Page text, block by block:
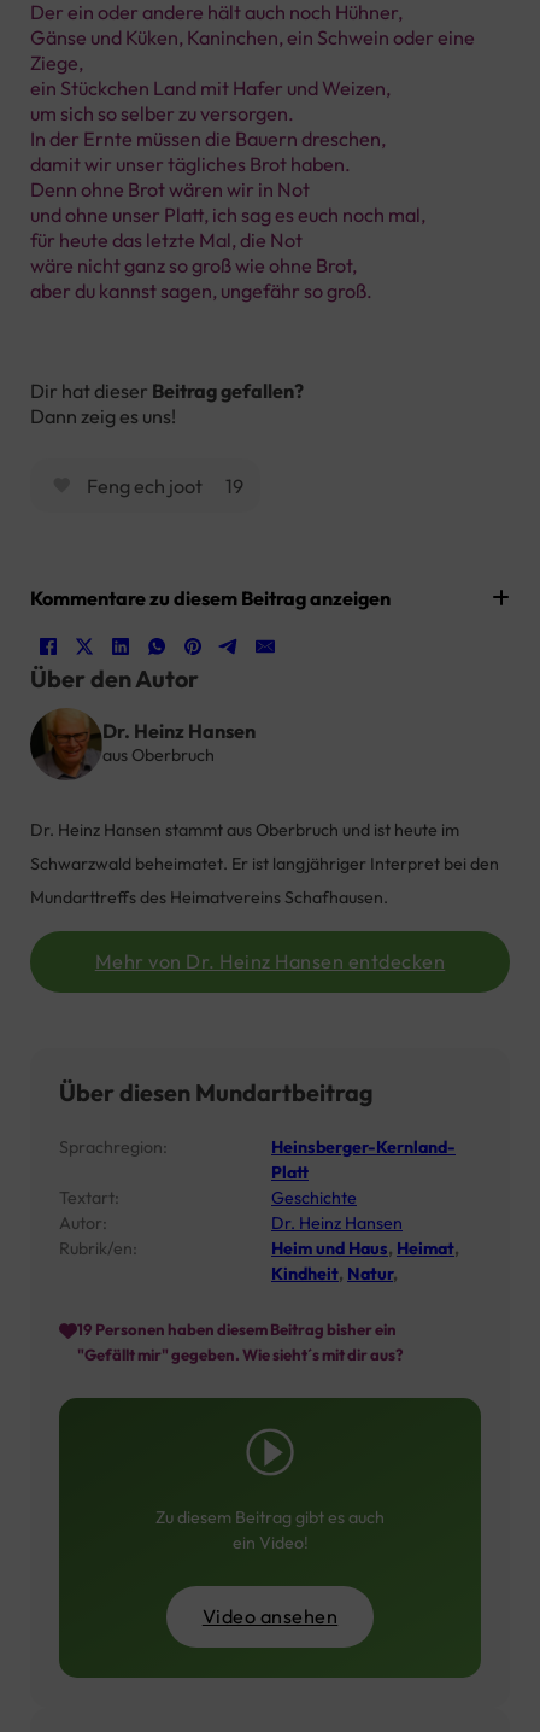
Der ein oder andere hält auch noch Hühner,
Gänse und Küken, Kaninchen, ein Schwein oder eine
Ziege,
ein Stückchen Land mit Hafer und Weizen,
um sich so selber zu versorgen.
In der Ernte müssen die Bauern dreschen,
damit wir unser tägliches Brot haben.
Denn ohne Brot wären wir in Not
und ohne unser Platt, ich sag es euch noch mal,
für heute das letzte Mal, die Not
wäre nicht ganz so groß wie ohne Brot,
aber du kannst sagen, ungefähr so groß.
Dir hat dieser Beitrag gefallen?
Dann zeig es uns!
Feng ech joot 19
Kommentare zu diesem Beitrag anzeigen
Über den Autor
Dr. Heinz Hansen
aus Oberbruch
Dr. Heinz Hansen stammt aus Oberbruch und ist heute im
Schwarzwald beheimatet. Er ist langjähriger Interpret bei den
Mundarttreffs des Heimatvereins Schafhausen.
Mehr von Dr. Heinz Hansen entdecken
Über diesen Mundartbeitrag
Sprachregion:
Heinsberger-Kernland-
Platt
Textart:
Geschichte
Autor:
Dr. Heinz Hansen
Rubrik/en:
Heim und Haus, Heimat,
Kindheit, Natur,
19 Personen haben diesem Beitrag bisher ein
"Gefällt mir" gegeben. Wie sieht´s mit dir aus?
Zu diesem Beitrag gibt es auch
ein Video!
Video ansehen